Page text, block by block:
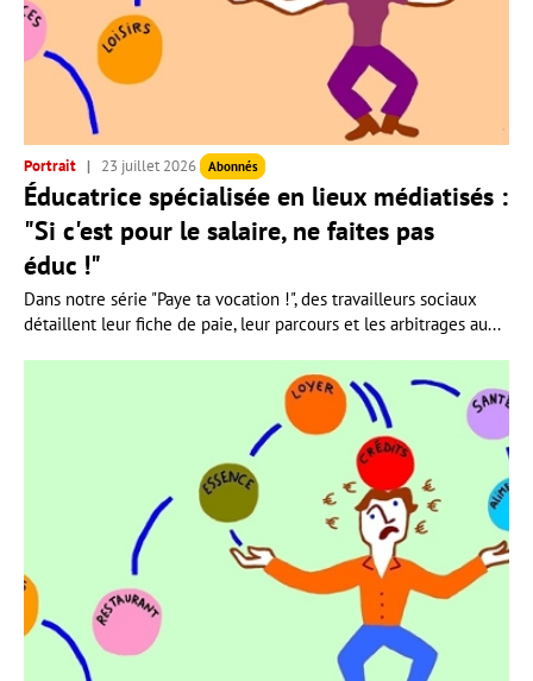
Portrait 23 juillet 2026 Abonnés
Éducatrice spécialisée en lieux médiatisés :
"Si c'est pour le salaire, ne faites pas
éduc !"
Dans notre série "Paye ta vocation !", des travailleurs sociaux
détaillent leur fiche de paie, leur parcours et les arbitrages au...